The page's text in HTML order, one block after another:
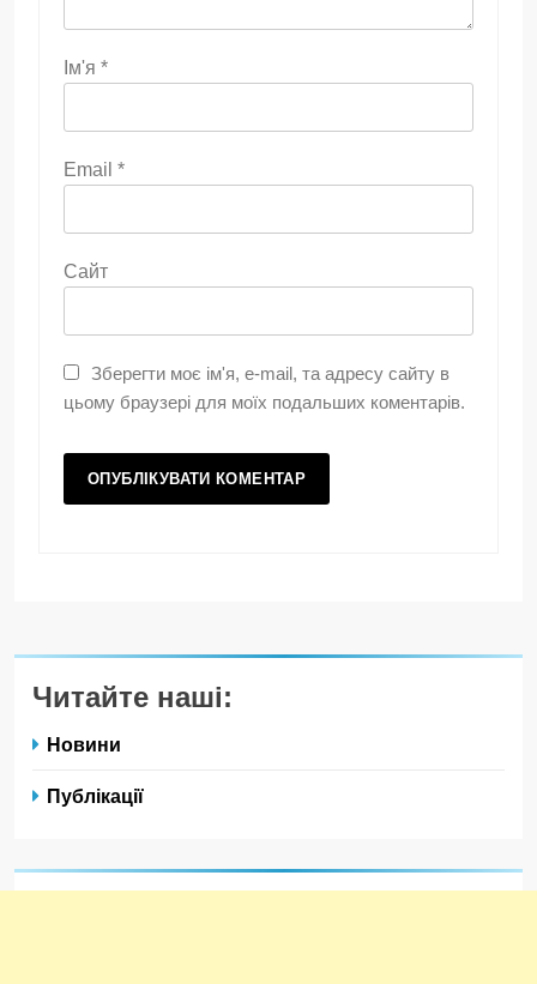
Ім'я *
Email *
Сайт
Зберегти моє ім'я, e-mail, та адресу сайту в
цьому браузері для моїх подальших коментарів.
Читайте наші:
Новини
Публікації